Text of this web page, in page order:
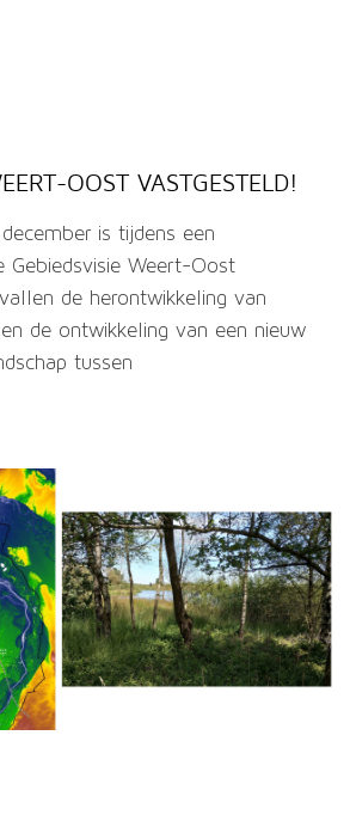
OOST VASTGESTELD!
is tijdens een
Gebiedsvisie Weert-Oost
de herontwikkeling van
de ontwikkeling van een nieuw
tussen